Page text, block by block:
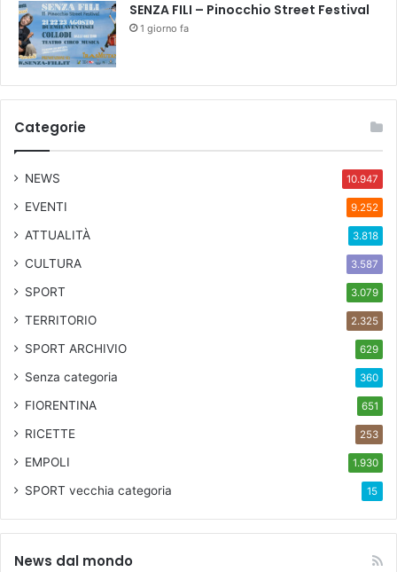
SENZA FILI – Pinocchio Street Festival
1 giorno fa
Categorie
NEWS 10.947
EVENTI 9.252
ATTUALITÀ 3.818
CULTURA 3.587
SPORT 3.079
TERRITORIO 2.325
SPORT ARCHIVIO 629
Senza categoria 360
FIORENTINA 651
RICETTE 253
EMPOLI 1.930
SPORT vecchia categoria 15
News dal mondo